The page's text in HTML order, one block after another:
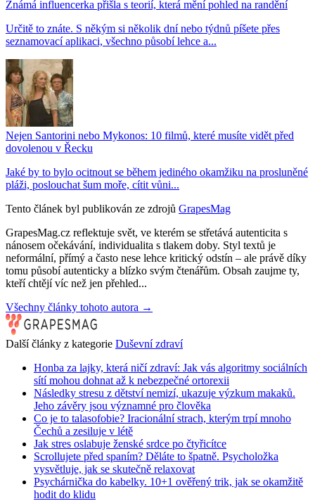
Známá influencerka přišla s teorií, která mění pohled na randění
Určitě to znáte. S někým si několik dní nebo týdnů píšete přes
seznamovací aplikaci, všechno působí lehce a...
Nejen Santorini nebo Mykonos: 10 filmů, které musíte vidět před
dovolenou v Řecku
Jaké by to bylo ocitnout se během jediného okamžiku na prosluněné
pláži, poslouchat šum moře, cítit vůni...
Tento článek byl publikován ze zdrojů GrapesMag
GrapesMag.cz reflektuje svět, ve kterém se střetává autenticita s
nánosem očekávání, individualita s tlakem doby. Styl textů je
neformální, přímý a často nese lehce kritický odstín – ale právě díky
tomu působí autenticky a blízko svým čtenářům. Obsah zaujme ty,
kteří chtějí víc než jen přehled...
Všechny články tohoto autora →
Další články z kategorie Duševní zdraví
Honba za lajky, která ničí zdraví: Jak vás algoritmy sociálních
sítí mohou dohnat až k nebezpečné ortorexii
Následky stresu z dětství nemizí, ukazuje výzkum makaků.
Jeho závěry jsou významné pro člověka
Co je to talasofobie? Iracionální strach, kterým trpí mnoho
Čechů a zesiluje v létě
Jak stres oslabuje ženské srdce po čtyřicítce
Scrollujete před spaním? Děláte to špatně. Psycholožka
vysvětluje, jak se skutečně relaxovat
Psychárnička do kabelky. 10+1 ověřený trik, jak se okamžitě
hodit do klidu